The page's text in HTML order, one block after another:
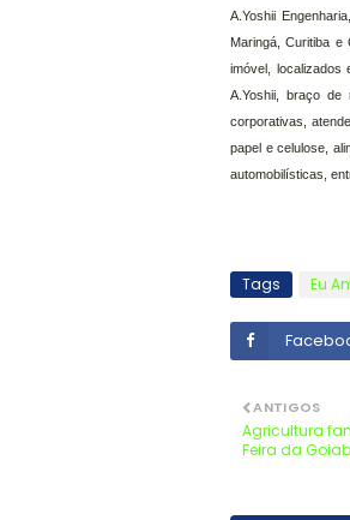
A.Yoshii
Maringá, Curitiba e
imóvel, localizados
A.Yoshii, braço de
corporativas,
papel e celulose,
automobilísticas,
Tags Eu
ANTIGOS
Agricultura
Feira da